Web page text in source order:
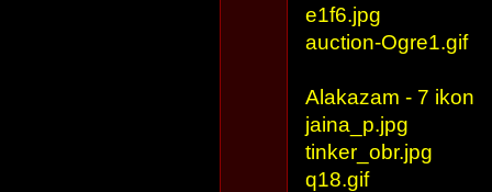
e1f6.jpg
auction-Ogre1.gif
Alakazam - 7 ikon
jaina_p.jpg
tinker_obr.jpg
q18.gif